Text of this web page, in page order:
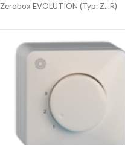
Zerobox EVOLUTION (Typ: Z...R)